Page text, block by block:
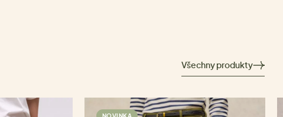
Všechny produkty